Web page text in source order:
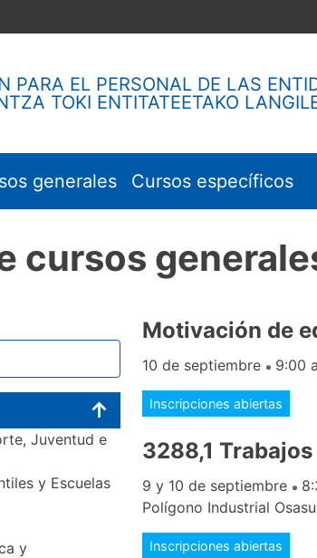
PARA EL PERSONAL DE LAS
TOKI ENTITATEETAKO
generales Cursos específicos
cursos
Juventud e
y Escuelas
y
Motivación de
10 de septiembre 9:00
Inscripciones abiertas
3288,1
9 y 10 de septiembre
Polígono Industrial
Inscripciones abiertas